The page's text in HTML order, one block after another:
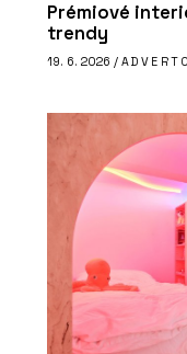
Prémiové
trendy
19. 6. 2026 /